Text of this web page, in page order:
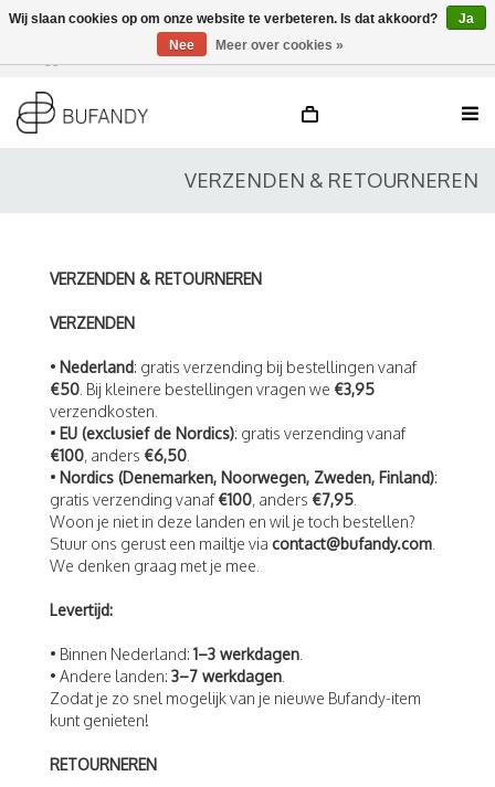
DE / EN
VERZENDEN & RETOURNEREN
VERZENDEN & RETOURNEREN
VERZENDEN
• Nederland: gratis verzending bij bestellingen vanaf
€50 . Bij kleinere bestellingen vragen we €3,95
verzendkosten.
• EU (exclusief de Nordics): gratis verzending vanaf
€100, anders €6,50
• Nordics (Denemarken, Noorwegen, Zweden, Finland):
gratis verzending vanaf€100, anders €7,95
Woon je niet in deze landen en wil je toch bestellen?
Stuur ons gerust een mailtje via contact@bufandy.com
We denken graag met je mee.
Levertijd:
• Binnen Nederland: 1–3 werkdagen
• Andere landen: 3–7 werkdagen
Zodat je zo snel mogelijk van je nieuwe Bufandy-item
kunt genieten!
RETOURNEREN
Wij slaan cookies op om onze website te verbeteren. Is dat akkoord?
Ja
Nee
Meer over cookies »